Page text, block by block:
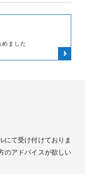
ました
にて受け付けておりま
のアドバイスが欲しい